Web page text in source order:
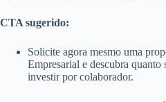
CTA sugerido:
Solicite agora mesmo uma
Empresarial e descubra quanto
investir por colaborador.